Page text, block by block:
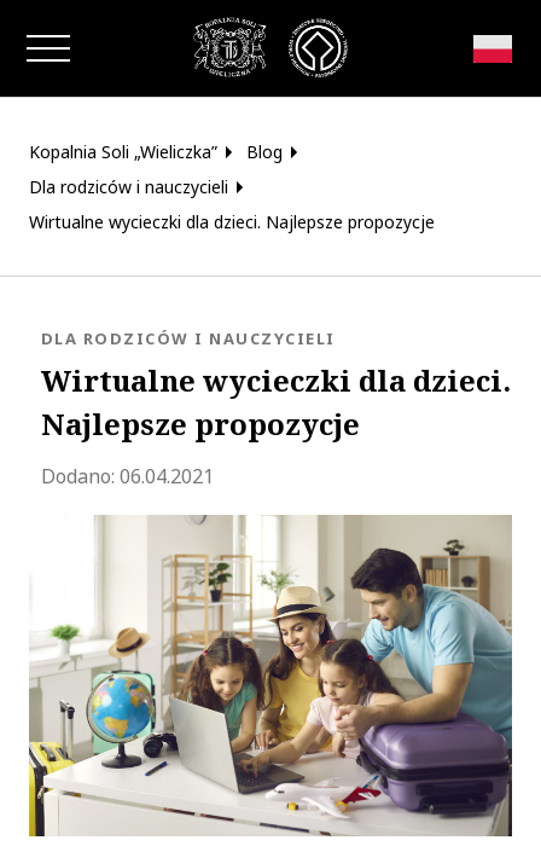
Zamknij okno
Kopalnia Soli „Wieliczka”
Blog
Dla rodziców i nauczycieli
Wirtualne wycieczki dla dzieci. Najlepsze propozycje
Wirtualne wycieczki dla dzieci.
Najlepsze propozycje
KATEGORIA:
DLA RODZICÓW I NAUCZYCIELI
Dodano: 06.04.2021